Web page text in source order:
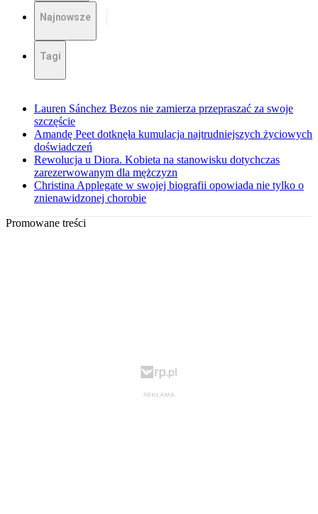
Najnowsze
Tagi
Lauren Sánchez Bezos nie zamierza przepraszać za swoje
szczęście
Amandę Peet dotknęła kumulacja najtrudniejszych życiowych
doświadczeń
Rewolucja u Diora. Kobieta na stanowisku dotychczas
zarezerwowanym dla mężczyzn
Christina Applegate w swojej biografii opowiada nie tylko o
znienawidzonej chorobie
Promowane treści